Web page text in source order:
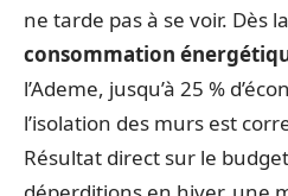
ne tarde pas à se voir. Dès
consommation
l’Ademe, jusqu’à 25 %
l’isolation des murs est
Résultat direct sur le